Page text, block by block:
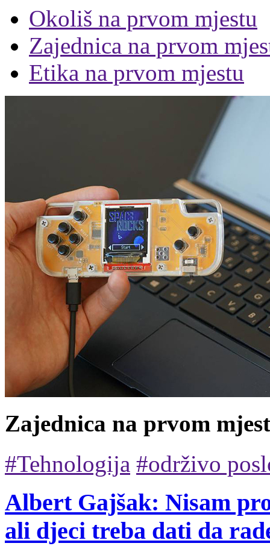
Okoliš na prvom mjestu
Zajednica na prvom
Etika na prvom mjestu
Zajednica na prvom
#Tehnologija #održivo
Albert Gajšak: Nisam
ali djeci treba dati da